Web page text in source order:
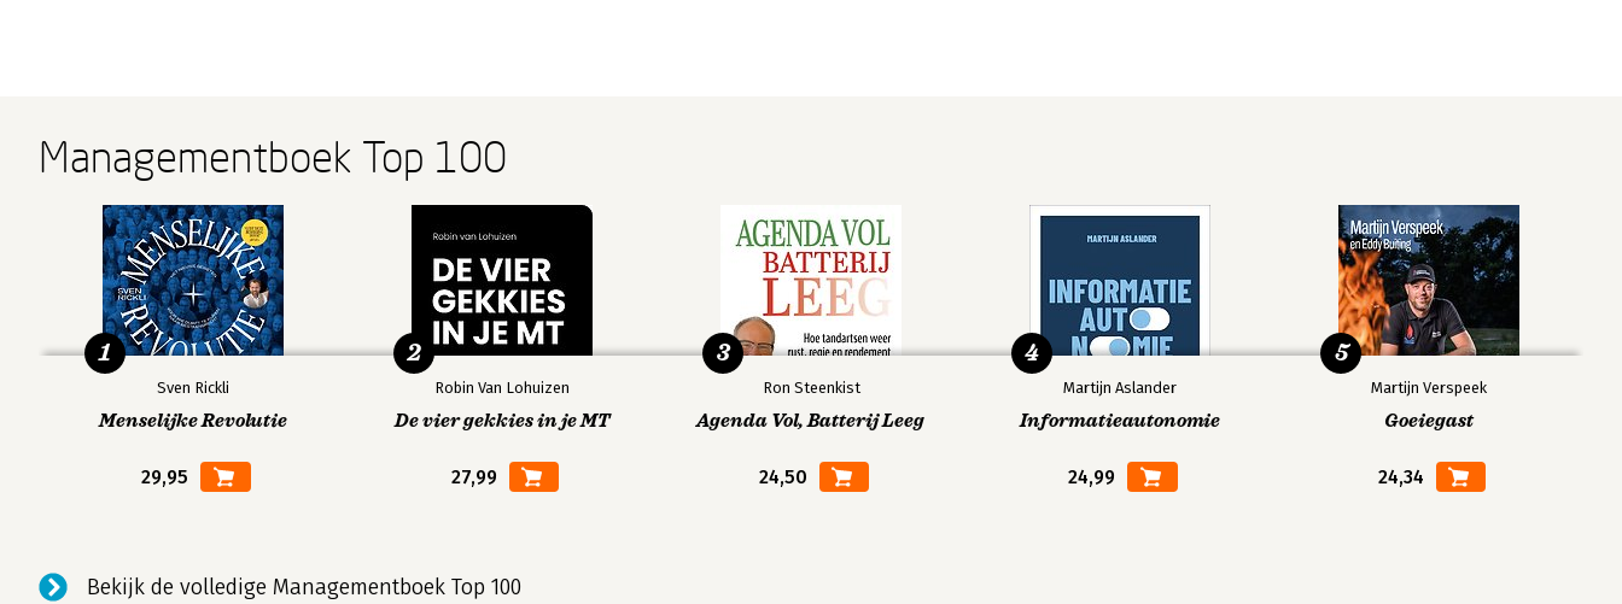
Managementboek Top 100
Sven Rickli
Menselijke Revolutie
29,95
1
Robin Van Lohuizen
De vier gekkies in je MT
27,99
2
Ron Steenkist
Agenda Vol, Batterij Leeg
24,50
3
Martijn Aslander
Informatieautonomie
24,99
4
Martijn Verspeek
Goeiegast
24,34
5
Bekijk de volledige Managementboek Top 100